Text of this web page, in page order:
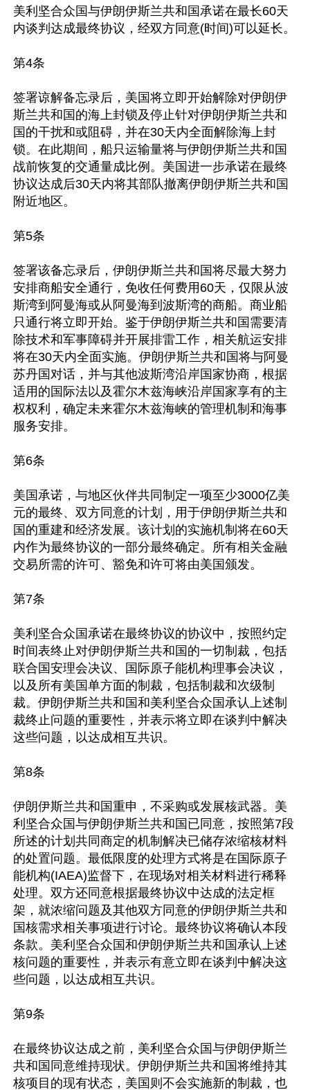
美利坚合众国与伊朗伊斯兰共和国承诺在最长60天
内谈判达成最终协议，经双方同意(时间)可以延长。
第4条
签署谅解备忘录后，美国将立即开始解除对伊朗伊
斯兰共和国的海上封锁及停止针对伊朗伊斯兰共和
国的干扰和或阻碍，并在30天内全面解除海上封
锁。在此期间，船只运输量将与伊朗伊斯兰共和国
战前恢复的交通量成比例。美国进一步承诺在最终
协议达成后30天内将其部队撤离伊朗伊斯兰共和国
附近地区。
第5条
签署该备忘录后，伊朗伊斯兰共和国将尽最大努力
安排商船安全通行，免收任何费用60天，仅限从波
斯湾到阿曼海或从阿曼海到波斯湾的商船。商业船
只通行将立即开始。鉴于伊朗伊斯兰共和国需要清
除技术和军事障碍并开展排雷工作，相关航运安排
将在30天内全面实施。伊朗伊斯兰共和国将与阿曼
苏丹国对话，并与其他波斯湾沿岸国家协商，根据
适用的国际法以及霍尔木兹海峡沿岸国家享有的主
权权利，确定未来霍尔木兹海峡的管理机制和海事
服务安排。
第6条
美国承诺，与地区伙伴共同制定一项至少3000亿美
元的最终、双方同意的计划，用于伊朗伊斯兰共和
国的重建和经济发展。该计划的实施机制将在60天
内作为最终协议的一部分最终确定。所有相关金融
交易所需的许可、豁免和许可将由美国颁发。
第7条
美利坚合众国承诺在最终协议的协议中，按照约定
时间表终止对伊朗伊斯兰共和国的一切制裁，包括
联合国安理会决议、国际原子能机构理事会决议，
以及所有美国单方面的制裁，包括制裁和次级制
裁。伊朗伊斯兰共和国和美利坚合众国承认上述制
裁终止问题的重要性，并表示将立即在谈判中解决
这些问题，以达成相互共识。
第8条
伊朗伊斯兰共和国重申，不采购或发展核武器。美
利坚合众国与伊朗伊斯兰共和国已同意，按照第7段
所述的计划共同商定的机制解决已储存浓缩核材料
的处置问题。最低限度的处理方式将是在国际原子
能机构(IAEA)监督下，在现场对相关材料进行稀释
处理。双方还同意根据最终协议中达成的法定框
架，就浓缩问题及其他双方同意的伊朗伊斯兰共和
国核需求相关事项进行讨论。最终协议将确认本段
条款。美利坚合众国和伊朗伊斯兰共和国承认上述
核问题的重要性，并表示有意立即在谈判中解决这
些问题，以达成相互共识。
第9条
在最终协议达成之前，美利坚合众国与伊朗伊斯兰
共和国同意维持现状。伊朗伊斯兰共和国将维持其
核项目的现有状态，美国则不会实施新的制裁，也